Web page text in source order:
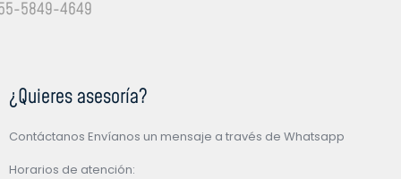
5849-4649
¿Quieres asesoría?
Contáctanos Envíanos un mensaje a través de Whatsapp
Horarios de atención: